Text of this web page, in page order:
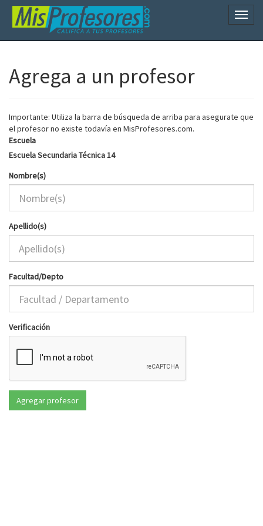
Agrega a un profesor
Importante: Utiliza la barra de búsqueda de arriba para asegurate que
el profesor no existe todavía en MisProfesores.com.
Escuela
Escuela Secundaria Técnica 14
Nombre(s)
Apellido(s)
Facultad/Depto
Verificación